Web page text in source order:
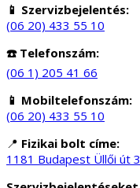
📱 Szervizbejelentés:
(06 20) 433 55 10
☎️ Telefonszám:
(06 1) 205 41 66
📱 Mobiltelefonszám:
(06 20) 433 55 10
📍 Fizikai bolt címe:
1181 Budapest Üllői út